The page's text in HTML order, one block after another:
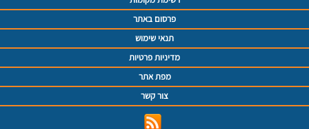
פרסום באתר
תנאי שימוש
מדיניות פרטיות
מפת אתר
צור קשר